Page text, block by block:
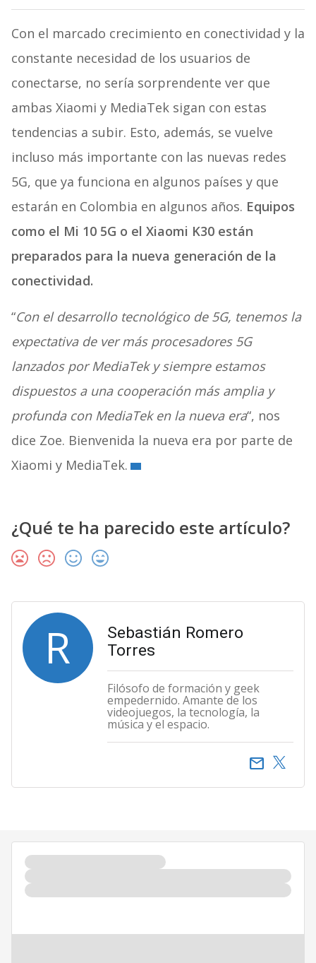
Con el marcado crecimiento en conectividad y la
constante necesidad de los usuarios de
conectarse, no sería sorprendente ver que
ambas Xiaomi y MediaTek sigan con estas
tendencias a subir. Esto, además, se vuelve
incluso más importante con las nuevas redes
5G, que ya funciona en algunos países y que
estarán en Colombia en algunos años. Equipos
como el Mi 10 5G o el Xiaomi K30 están
preparados para la nueva generación de la
conectividad.
“Con el desarrollo tecnológico de 5G, tenemos la
expectativa de ver más procesadores 5G
lanzados por MediaTek y siempre estamos
dispuestos a una cooperación más amplia y
profunda con MediaTek en la nueva era“, nos
dice Zoe. Bienvenida la nueva era por parte de
Xiaomi y MediaTek.
¿Qué te ha parecido este artículo?
R
Sebastián Romero
Torres
Filósofo de formación y geek
empedernido. Amante de los
videojuegos, la tecnología, la
música y el espacio.
email